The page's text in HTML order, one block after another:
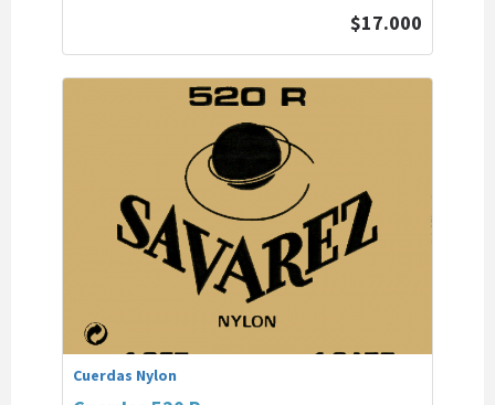
$17.000
Cuerdas Nylon